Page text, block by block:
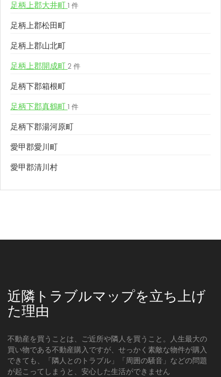
足柄上郡大井町 1 件
足柄上郡松田町
足柄上郡山北町
足柄上郡開成町 2 件
足柄下郡箱根町
足柄下郡真鶴町 1 件
足柄下郡湯河原町
愛甲郡愛川町
愛甲郡清川村
近隣トラブルマップを立ち上げ
た理由
不動産を買うことは、ご近所や隣人を買うこと。人生最大の
買い物である不動産購入ですが、せっかく素敵な物件が購入
できても、「隣人とのトラブル」「周囲の騒音」などの問題
が起こってしまうと、安心した生活ができません